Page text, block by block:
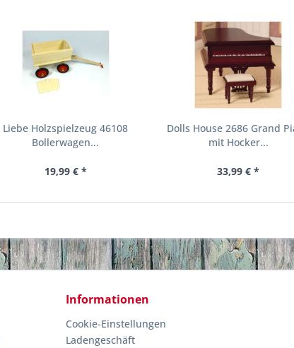
Liebe Holzspielzeug 46108
Bollerwagen...
19,99 € *
Dolls House 2686 Grand
mit Hocker...
33,99 € *
Informationen
Cookie-Einstellungen
Ladengeschäft